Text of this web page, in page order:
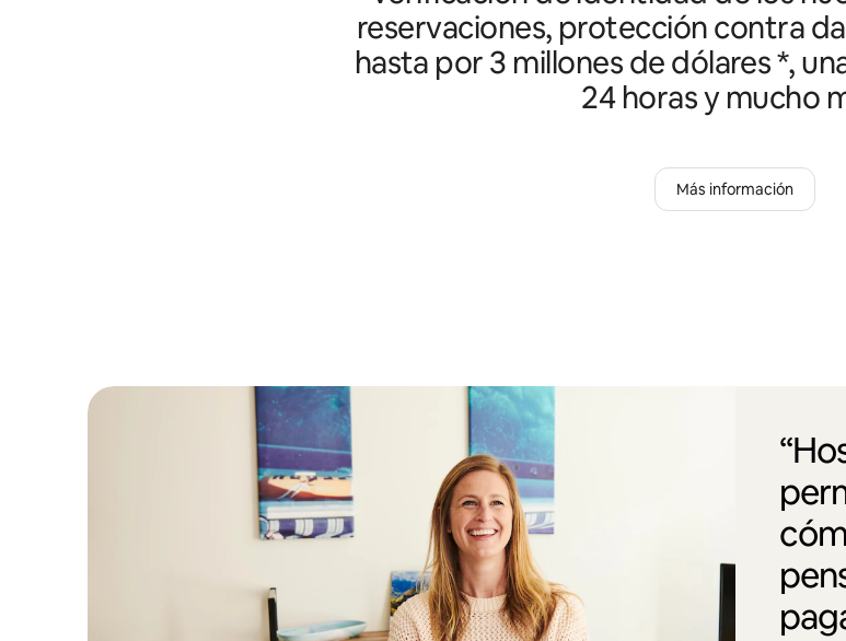
reservaciones, protección contra
hasta por 3 millones de dólares *,
24 horas y mucho
Más información